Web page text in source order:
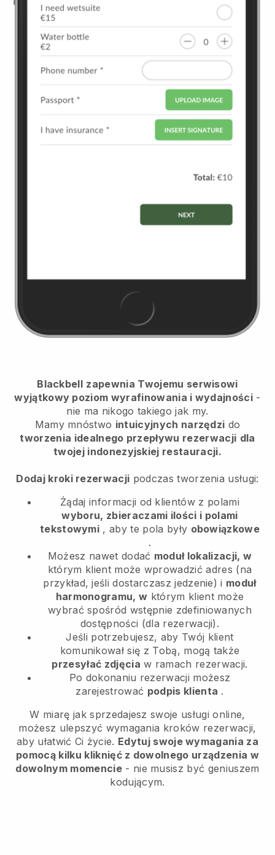
Blackbell zapewnia Twojemu serwisowi
wyjątkowy poziom wyrafinowania i wydajności -
nie ma nikogo takiego jak my.
Mamy mnóstwo intuicyjnych narzędzi do
tworzenia idealnego przepływu rezerwacji dla
twojej indonezyjskiej restauracji.
Dodaj kroki rezerwacji podczas tworzenia usługi:
Żądaj informacji od klientów z polami
wyboru, zbieraczami ilości i polami
tekstowymi , aby te pola były obowiązkowe
.
Możesz nawet dodać moduł lokalizacji, w
którym klient może wprowadzić adres (na
przykład, jeśli dostarczasz jedzenie) i moduł
harmonogramu, w którym klient może
wybrać spośród wstępnie zdefiniowanych
dostępności (dla rezerwacji).
Jeśli potrzebujesz, aby Twój klient
komunikował się z Tobą, mogą także
przesyłać zdjęcia w ramach rezerwacji.
Po dokonaniu rezerwacji możesz
zarejestrować podpis klienta .
W miarę jak sprzedajesz swoje usługi online,
możesz ulepszyć wymagania kroków rezerwacji,
aby ułatwić Ci życie. Edytuj swoje wymagania za
pomocą kilku kliknięć z dowolnego urządzenia w
dowolnym momencie- nie musisz być geniuszem
kodującym.